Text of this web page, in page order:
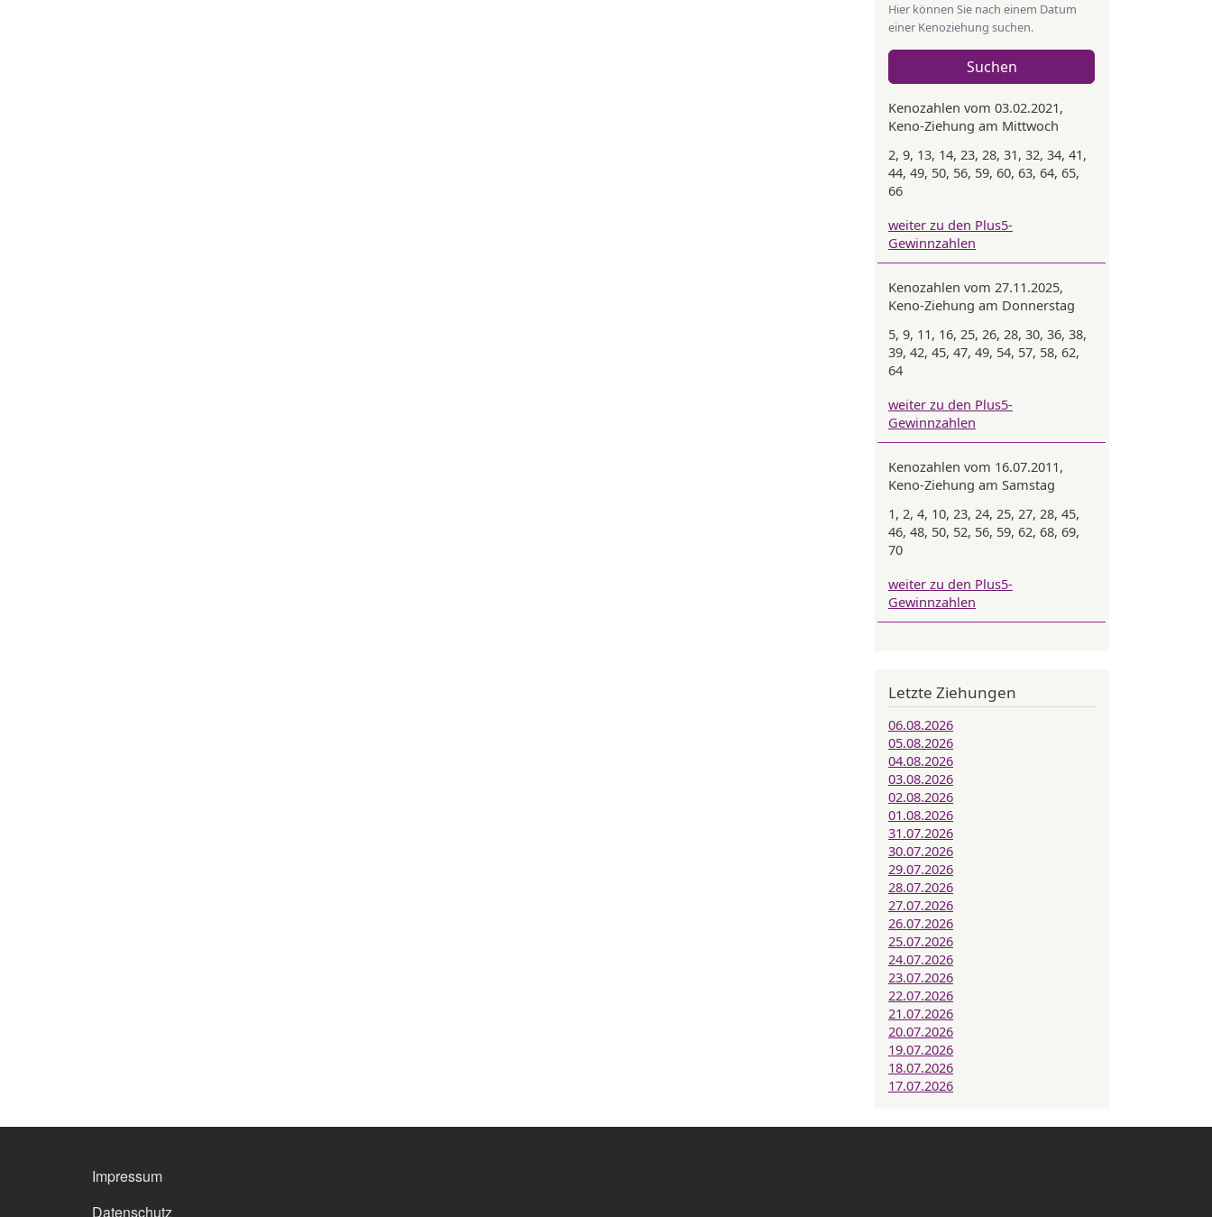
Hier können Sie nach einem Datum
einer Kenoziehung suchen.
Suchen
Kenozahlen vom 03.02.2021,
Keno-Ziehung am Mittwoch
2, 9, 13, 14, 23, 28, 31, 32, 34, 41,
44, 49, 50, 56, 59, 60, 63, 64, 65,
66
weiter zu den Plus5-
Gewinnzahlen
Kenozahlen vom 27.11.2025,
Keno-Ziehung am Donnerstag
5, 9, 11, 16, 25, 26, 28, 30, 36, 38,
39, 42, 45, 47, 49, 54, 57, 58, 62,
64
weiter zu den Plus5-
Gewinnzahlen
Kenozahlen vom 16.07.2011,
Keno-Ziehung am Samstag
1, 2, 4, 10, 23, 24, 25, 27, 28, 45,
46, 48, 50, 52, 56, 59, 62, 68, 69,
70
weiter zu den Plus5-
Gewinnzahlen
Letzte Ziehungen
06.08.2026
05.08.2026
04.08.2026
03.08.2026
02.08.2026
01.08.2026
31.07.2026
30.07.2026
29.07.2026
28.07.2026
27.07.2026
26.07.2026
25.07.2026
24.07.2026
23.07.2026
22.07.2026
21.07.2026
20.07.2026
19.07.2026
18.07.2026
17.07.2026
Impressum
Datenschutz